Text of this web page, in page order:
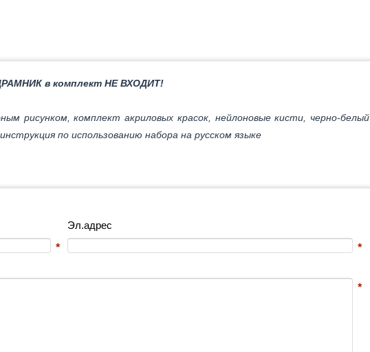
в комплект НЕ ВХОДИТ!
рисунком, комплект акриловых красок, нейлоновые кисти, черно-белый
по использованию набора на русском языке
Эл.адрес